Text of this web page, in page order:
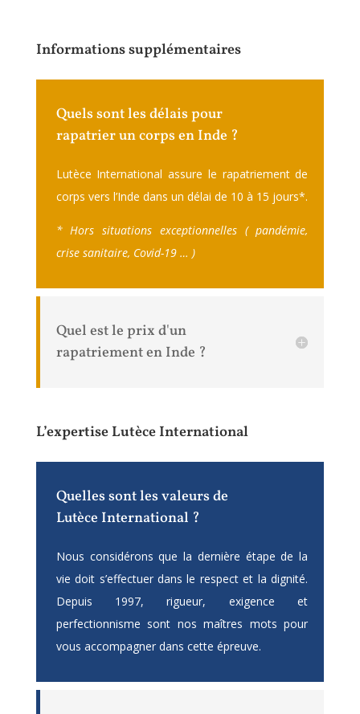
Informations supplémentaires
Quels sont les délais pour
rapatrier un corps en Inde ?
Lutèce International assure le rapatriement de
corps vers l’Inde dans un délai de 10 à 15 jours*.
* Hors situations exceptionnelles ( pandémie,
crise sanitaire, Covid-19 … )
Quel est le prix d'un
rapatriement en Inde ?
L’expertise Lutèce International
Quelles sont les valeurs de
Lutèce International ?
Nous considérons que la dernière étape de la
vie doit s’effectuer dans le respect et la dignité.
Depuis 1997, rigueur, exigence et
perfectionnisme sont nos maîtres mots pour
vous accompagner dans cette épreuve.